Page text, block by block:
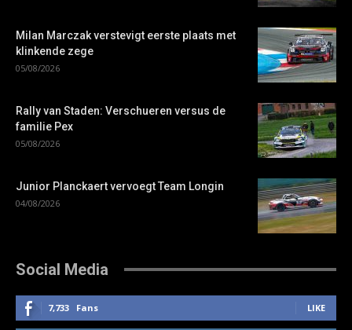
Milan Marczak verstevigt eerste plaats met
klinkende zege
05/08/2026
Rally van Staden: Verschueren versus de
familie Pex
05/08/2026
Junior Planckaert vervoegt Team Longin
04/08/2026
Social Media
7,733 Fans LIKE